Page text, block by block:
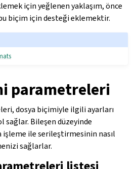
için yeğlenen yaklaşım, önce
biçim için desteği eklemektir.
parametreleri
dosya biçimiyle ilgili ayarları
sağlar. Bileşen düzeyinde
işleme ile serileştirmesinin nasıl
sağlarlar.